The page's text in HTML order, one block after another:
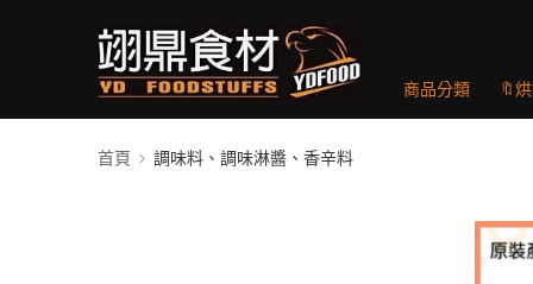
商品分類 🔖
首頁 調味料、調味淋醬、香辛料